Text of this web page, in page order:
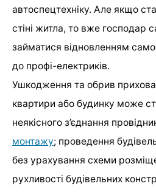
автоспецтехніку. Але якщо
стіні житла, то вже господар
займатися відновленням
до профі-електриків.
Ушкодження та обрив
квартири або будинку може
неякісного з’єднання
монтажу; проведення
без урахування схеми
рухливості будівельних